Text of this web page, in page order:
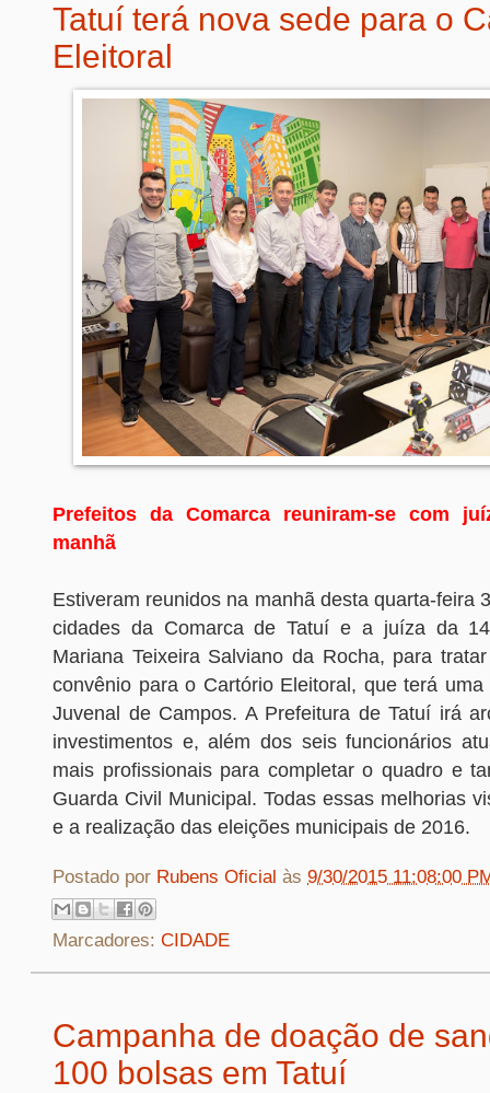
Tatuí terá nova sede para o
Eleitoral
Prefeitos da Comarca reuniram-se com
manhã
Estiveram reunidos na manhã desta quarta-feira
cidades da Comarca de Tatuí e a juíza da
Mariana Teixeira Salviano da Rocha, para
convênio para o Cartório Eleitoral, que terá
Juvenal de Campos. A Prefeitura de Tatuí irá
investimentos e, além dos seis funcionários
mais profissionais para completar o quadro e
Guarda Civil Municipal. Todas essas melhorias
e a realização das eleições municipais de 2016.
Postado por Rubens Oficial às 9/30/2015 11:08:00
Marcadores: CIDADE
Campanha de doação de
100 bolsas em Tatuí